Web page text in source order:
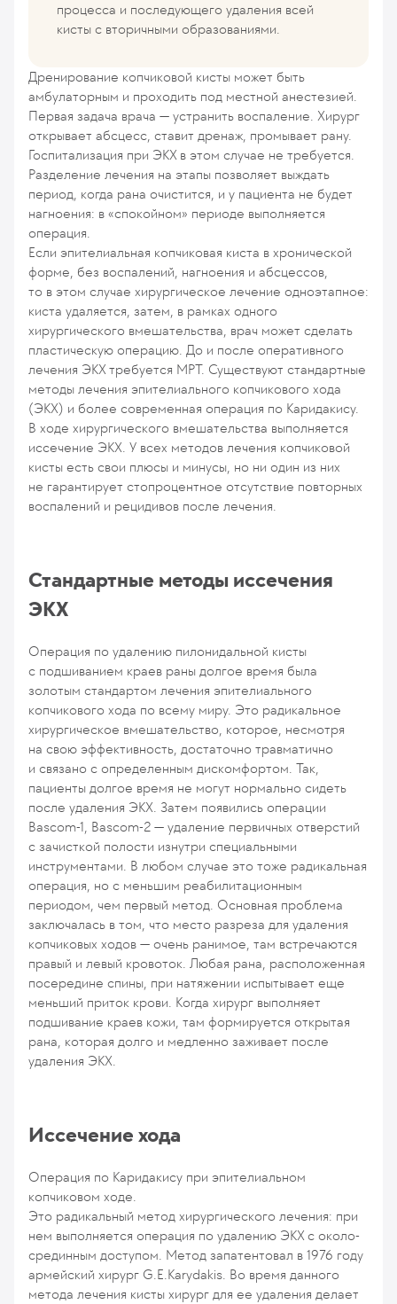
процесса и последующего удаления всей
кисты с вторичными образованиями.
Дренирование копчиковой кисты может быть
амбулаторным и проходить под местной анестезией.
Первая задача врача — устранить воспаление. Хирург
открывает абсцесс, ставит дренаж, промывает рану.
Госпитализация при ЭКХ в этом случае не требуется.
Разделение лечения на этапы позволяет выждать
период, когда рана очистится, и у пациента не будет
нагноения: в «спокойном» периоде выполняется
операция.
Если эпителиальная копчиковая киста в хронической
форме, без воспалений, нагноения и абсцессов,
то в этом случае хирургическое лечение одноэтапное:
киста удаляется, затем, в рамках одного
хирургического вмешательства, врач может сделать
пластическую операцию. До и после оперативного
лечения ЭКХ требуется МРТ. Существуют стандартные
методы лечения эпителиального копчикового хода
(ЭКХ) и более современная операция по Каридакису.
В ходе хирургического вмешательства выполняется
иссечение ЭКХ. У всех методов лечения копчиковой
кисты есть свои плюсы и минусы, но ни один из них
не гарантирует стопроцентное отсутствие повторных
воспалений и рецидивов после лечения.
Стандартные методы иссечения
ЭКХ
Операция по удалению пилонидальной кисты
с подшиванием краев раны долгое время была
золотым стандартом лечения эпителиального
копчикового хода по всему миру. Это радикальное
хирургическое вмешательство, которое, несмотря
на свою эффективность, достаточно травматично
и связано с определенным дискомфортом. Так,
пациенты долгое время не могут нормально сидеть
после удаления ЭКХ. Затем появились операции
Bascom-1, Bascom-2 — удаление первичных отверстий
с зачисткой полости изнутри специальными
инструментами. В любом случае это тоже радикальная
операция, но с меньшим реабилитационным
периодом, чем первый метод. Основная проблема
заключалась в том, что место разреза для удаления
копчиковых ходов — очень ранимое, там встречаются
правый и левый кровоток. Любая рана, расположенная
посередине спины, при натяжении испытывает еще
меньший приток крови. Когда хирург выполняет
подшивание краев кожи, там формируется открытая
рана, которая долго и медленно заживает после
удаления ЭКХ.
Иссечение хода
Операция по Каридакису при эпителиальном
копчиковом ходе.
Это радикальный метод хирургического лечения: при
нем выполняется операция по удалению ЭКХ с около-
срединным доступом. Метод запатентовал в 1976 году
армейский хирург G.E.Karydakis. Во время данного
метода лечения кисты хирург для ее удаления делает